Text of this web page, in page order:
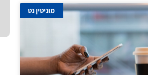
מוניטין נט